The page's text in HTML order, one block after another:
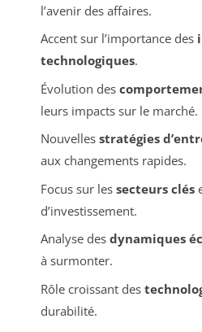
l’avenir des affaires.
Accent sur l’importance des
technologiques.
Évolution des
leurs impacts sur le marché.
Nouvelles stratégies
aux changements rapides.
Focus sur les secteurs clés
d’investissement.
Analyse des dynamiques
à surmonter.
Rôle croissant des
durabilité.